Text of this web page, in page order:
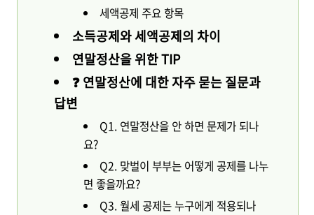
세액공제 주요 항목
소득공제와 세액공제의 차이
연말정산을 위한 TIP
❓ 연말정산에 대한 자주 묻는 질문과
답변
Q1. 연말정산을 안 하면 문제가 되나
요?
Q2. 맞벌이 부부는 어떻게 공제를 나누
면 좋을까요?
Q3. 월세 공제는 누구에게 적용되나